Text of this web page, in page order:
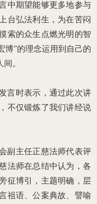
中期望能够更多地参与
台弘法利生，为在苦闷
索的众生点燃光明的智
博”的理念运用到自己的
。
言时表示，通过此次讲
不仅锻炼了我们讲经说
副主任正慈法师代表评
法师在总结中认为，各
征博引，主题明确，层
祖语、公案典故、譬喻